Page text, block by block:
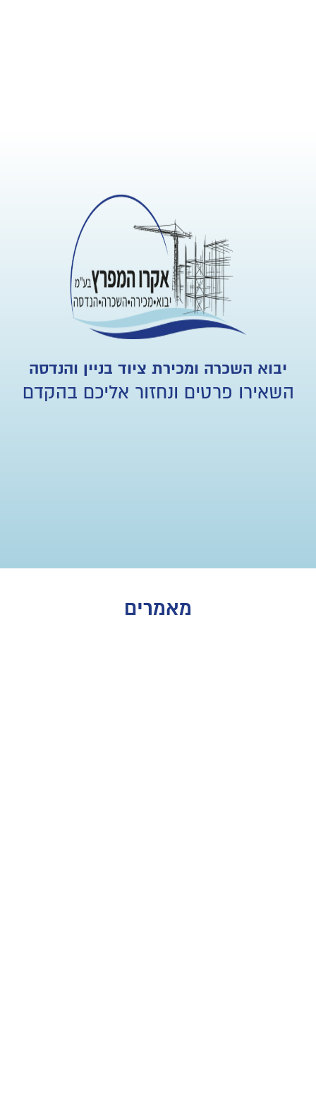
יבוא השכרה ומכירת ציוד בניין והנדסה
השאירו פרטים ונחזור אליכם בהקדם
מאמרים